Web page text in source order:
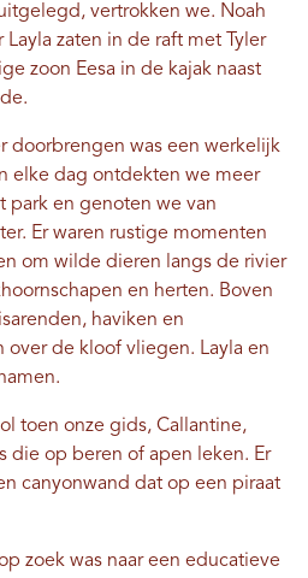
vertrokken we. Noah
zaten in de raft met Tyler
zoon Eesa in de kajak naast
doorbrengen was een werkelijk
elke dag ontdekten we meer
park en genoten we van
Er waren rustige momenten
om wilde dieren langs de rivier
en herten. Boven
haviken en
over de kloof vliegen. Layla en
toen onze gids, Callantine,
die op beren of apen leken. Er
canyonwand dat op een piraat
zoek was naar een educatieve